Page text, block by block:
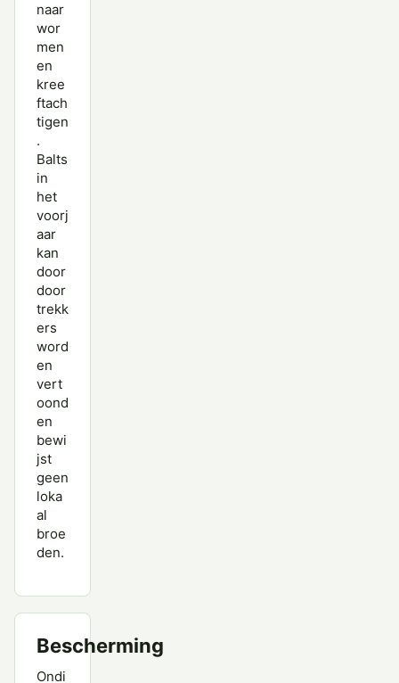
naar
wor
men
en
kree
ftach
tigen
.
Balts
in
het
voorj
aar
kan
door
door
trekk
ers
word
en
vert
oond
en
bewi
jst
geen
loka
al
broe
den.
Bescherming
Ondi